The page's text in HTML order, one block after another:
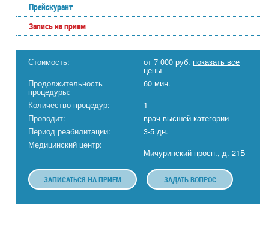
Прейскурант
Запись на прием
Стоимость: от 7 000 руб. показать все
цены
Продолжительность
процедуры:
60 мин.
Количество процедур:
1
Проводит:
врач высшей категории
Период реабилитации:
3-5 дн.
Медицинский центр:
Мичуринский просп., д. 21Б
ЗАПИСАТЬСЯ НА ПРИЕМ ЗАДАТЬ ВОПРОС